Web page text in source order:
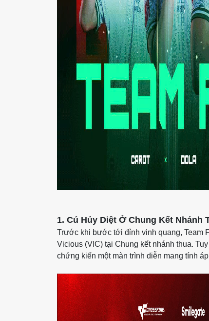
1. Cú Hủy Diệt Ở Chung Kết Nhánh
Trước khi bước tới đỉnh vinh quang, Team
Vicious (VIC) tại Chung kết nhánh thua.
chứng kiến một màn trình diễn mang tính